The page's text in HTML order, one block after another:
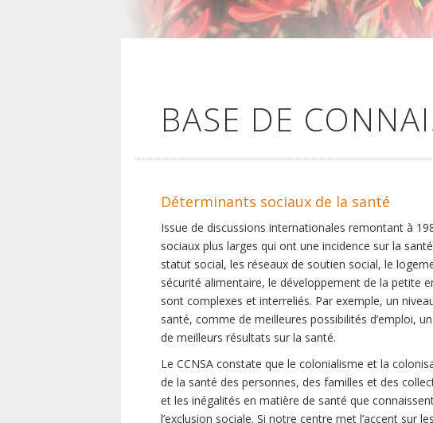
BASE DE
Déterminants sociaux de la santé
Issue de discussions internationales remontant à
sociaux plus larges qui ont une incidence sur la
statut social, les réseaux de soutien social, le
sécurité alimentaire, le développement de la petite
sont complexes et interreliés. Par exemple, un
santé, comme de meilleures possibilités d’emploi,
de meilleurs résultats sur la santé.
Le CCNSA constate que le colonialisme et la
de la santé des personnes, des familles et des
et les inégalités en matière de santé que
l’exclusion sociale. Si notre centre met l’accent sur